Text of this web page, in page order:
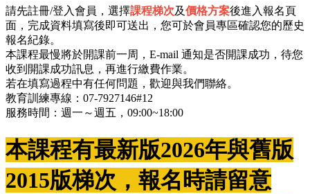
請先註冊/登入會員，選擇課程梯次及價格方案後進入報名頁
面，完成資料填寫後即可送出，您可於會員專區確認您的歷史
報名紀錄。
本課程最慢將於開課前一周，E-mail 通知是否開課成功，待您
收到開課成功訊息，再進行繳費作業。
若在填寫過程中有任何問題，歡迎與我們聯絡。
教育訓練專線：07-7927146#12
服務時間：週一～週五，09:00~18:00
本課程有最新版2026年與舊版
2015版梯次，報名時請留意